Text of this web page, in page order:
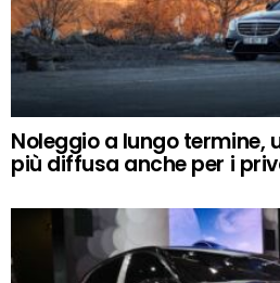
Noleggio a lungo termine,
più diffusa anche per i